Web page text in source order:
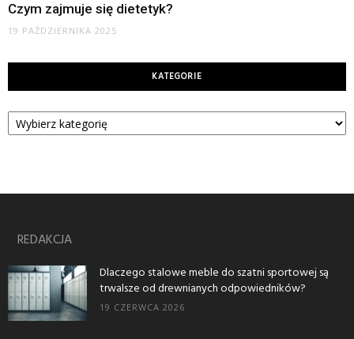
Czym zajmuje się dietetyk?
19 PAŹDZIERNIKA 2025
KATEGORIE
Kategorie
REDAKCJA
Dlaczego stalowe meble do szatni sportowej są
trwalsze od drewnianych odpowiedników?
19 CZERWCA 2026